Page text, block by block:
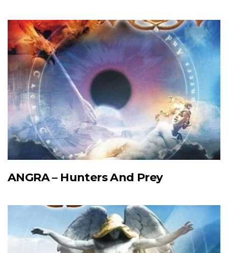
ANGRA – Hunters And Prey